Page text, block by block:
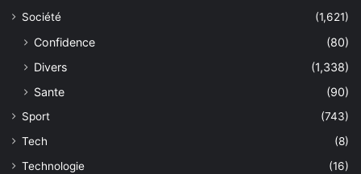
Société
(1,621)
Confidence
(80)
Divers
(1,338)
Sante
(90)
Sport
(743)
Tech
(8)
Technologie
(16)